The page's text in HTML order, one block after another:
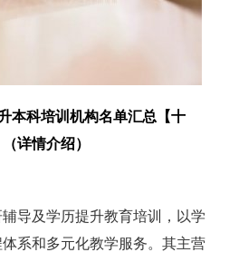
本科培训机构名单汇总【十
详情介绍）
导及学历提升教育培训，以学
系和多元化教学服务。其主营